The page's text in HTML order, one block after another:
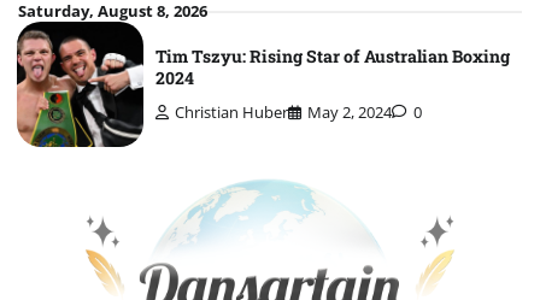
Skip
to
content
Saturday, August 8, 2026
Tim Tszyu: Rising Star of Australian Boxing
2024
Christian Huber May 2, 2024 0